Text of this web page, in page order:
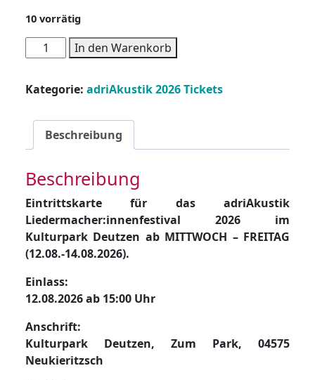
10 vorrätig
Festivalticket
adriAkustik
Drei
Fr)
In den Warenkorb
Kategorie: adriAkustik 2026 Tickets
Beschreibung
Beschreibung
Eintrittskarte für das adriAkustik
Liedermacher:innenfestival 2026 im
Kulturpark Deutzen ab MITTWOCH – FREITAG
(12.08.-14.08.2026).
Einlass:
12.08.2026 ab 15:00 Uhr
Anschrift:
Kulturpark Deutzen, Zum Park, 04575
Neukieritzsch